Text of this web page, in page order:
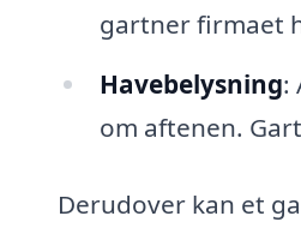
gartner firmaet
Havebelysning:
om aftenen.
Derudover kan et